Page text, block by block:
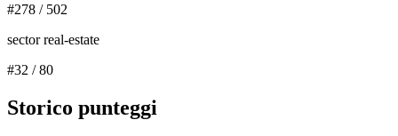
#278 / 502
sector real-estate
#32 /80
Storico punteggi